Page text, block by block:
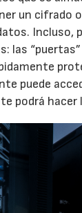
un cifrado
Incluso,
las
puede
podrá hacer